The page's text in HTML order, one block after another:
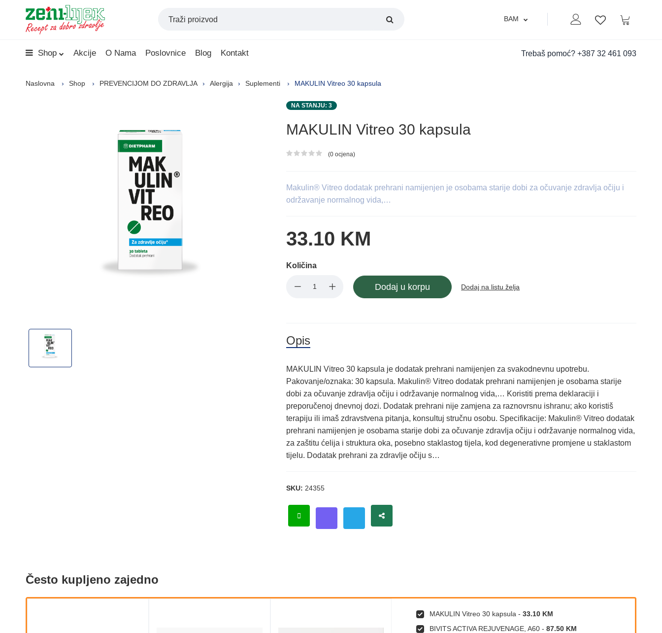
Moj nalogLista zelja
Korpa
BAM
Shop Akcije O Nama Poslovnice Blog Kontakt Trebaš pomoć? +387 32 461 093
Naslovna Shop PREVENCIJOM DO ZDRAVLJA Alergija Suplementi MAKULIN Vitreo 30 kapsula
NA STANJU: 3
MAKULIN Vitreo 30 kapsula
Ocjena proizvoda
(0 ocjena)
Makulin® Vitreo dodatak prehrani namijenjen je osobama starije dobi za očuvanje zdravlja očiju i
održavanje normalnog vida,…
33.10 KM
Količina
Dodaj u korpu Dodaj na listu želja
Opis
MAKULIN Vitreo 30 kapsula je dodatak prehrani namijenjen za svakodnevnu upotrebu.
Pakovanje/oznaka: 30 kapsula. Makulin® Vitreo dodatak prehrani namijenjen je osobama starije
dobi za očuvanje zdravlja očiju i održavanje normalnog vida,… Koristiti prema deklaraciji i
preporučenoj dnevnoj dozi. Dodatak prehrani nije zamjena za raznovrsnu ishranu; ako koristiš
terapiju ili imaš zdravstvena pitanja, konsultuj stručnu osobu. Specifikacije: Makulin® Vitreo dodatak
prehrani namijenjen je osobama starije dobi za očuvanje zdravlja očiju i održavanje normalnog vida,
za zaštitu ćelija i struktura oka, posebno staklastog tijela, kod degenerativne promjene u staklastom
tijelu. Dodatak prehrani za zdravlje očiju s…
SKU: 24355
Često kupljeno zajedno
MAKULIN Vitreo 30 kapsula -33.10 KM
BIVITS ACTIVA REJUVENAGE, A60 -87.50 KM